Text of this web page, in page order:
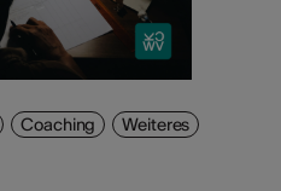
Coaching
Weiteres